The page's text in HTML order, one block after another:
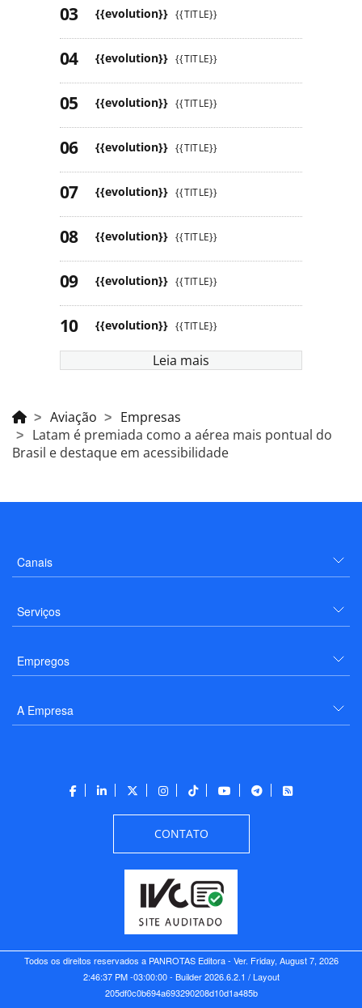
{{evolution}} {{TITLE}}
{{evolution}} {{TITLE}}
{{evolution}} {{TITLE}}
{{evolution}} {{TITLE}}
{{evolution}} {{TITLE}}
{{evolution}} {{TITLE}}
{{evolution}} {{TITLE}}
{{evolution}} {{TITLE}}
Leia mais
Aviação
Empresas
Latam é premiada como a aérea mais pontual do
Brasil e destaque em acessibilidade
Canais
Serviços
Empregos
A Empresa
CONTATO
Todos os direitos reservados a PANROTAS Editora - Ver. Friday, August 7, 2026
2:46:37 PM -03:00:00 - Builder 2026.6.2.1 / Layout
205df0c0b694a693290208d10d1a485b